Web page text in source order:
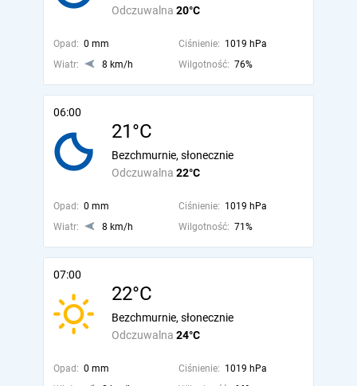
Odczuwalna 20°C
Opad: 0 mm Ciśnienie: 1019 hPa
Wiatr:
8 km/h Wilgotność: 76%
06:00
21°C
Odczuwalna 22°C
Bezchmurnie, słonecznie
Opad: 0 mm Ciśnienie: 1019 hPa
Wiatr:
8 km/h Wilgotność: 71%
07:00
22°C
Odczuwalna 24°C
Bezchmurnie, słonecznie
Opad: 0 mm Ciśnienie: 1019 hPa